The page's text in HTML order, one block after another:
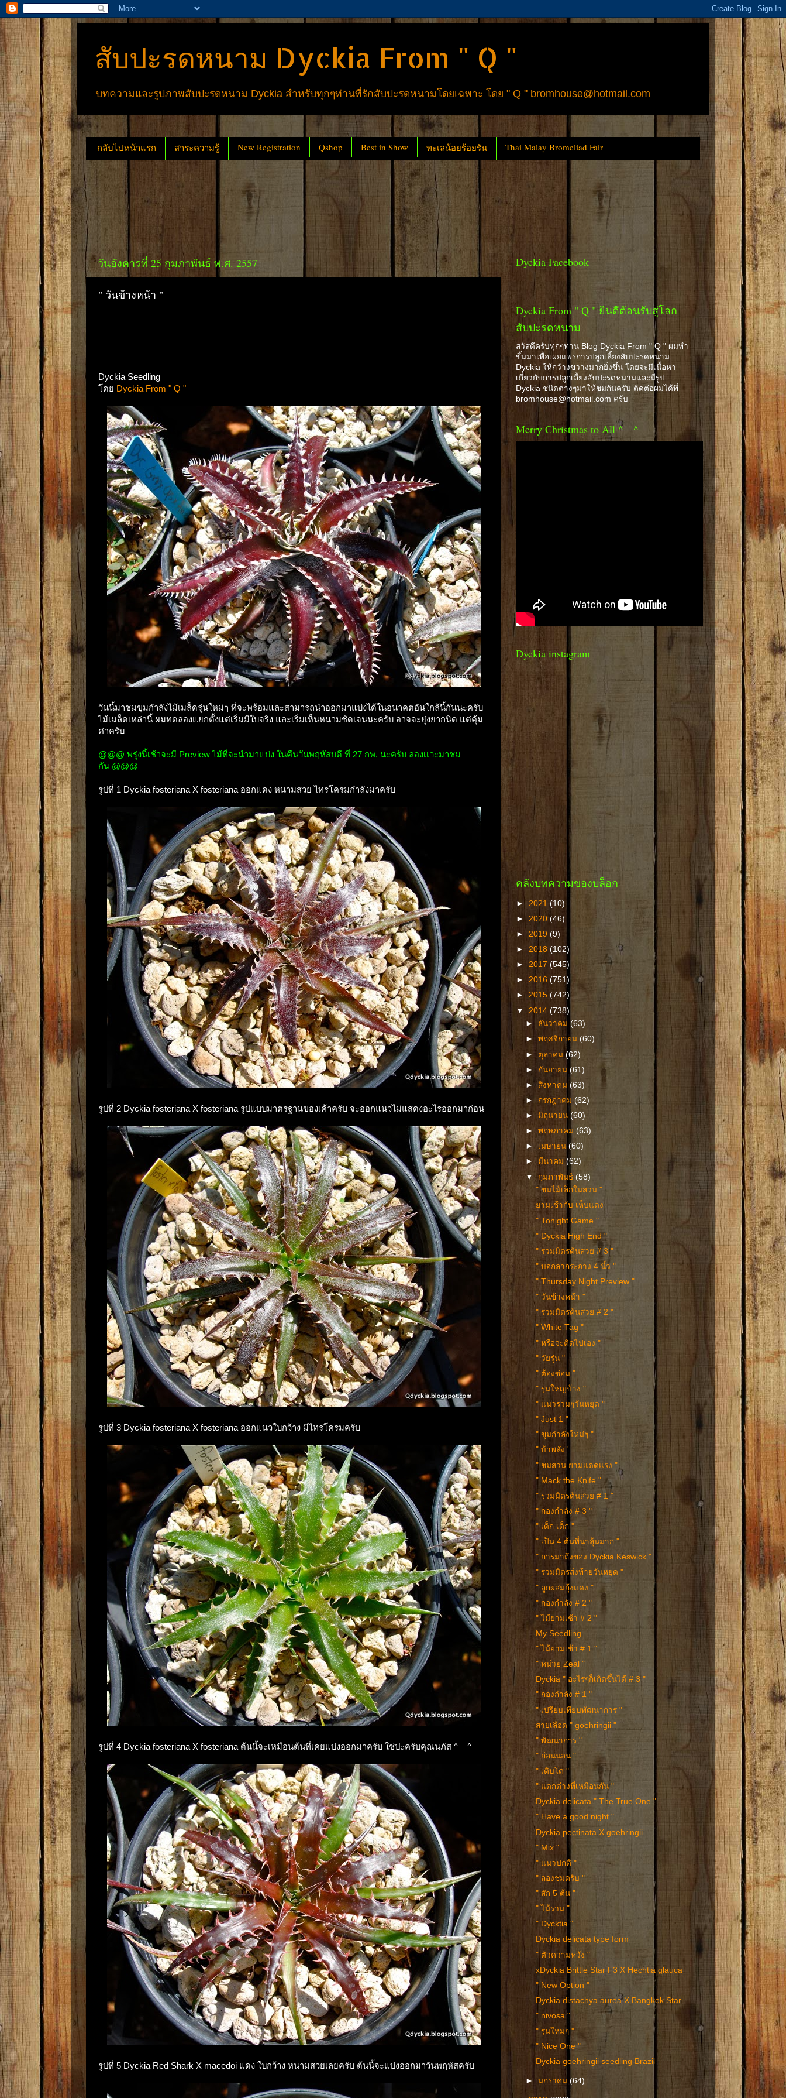
สับปะรดหนาม Dyckia From " Q "
บทความและรูปภาพสับปะรดหนาม Dyckia สำหรับทุกๆท่านที่รักสับปะรดหนามโดยเฉพาะ โดย " Q " bromhouse@hotmail.com
กลับไปหน้าแรก สาระความรู้ New Registration Qshop Best in Show ทะเลน้อยร้อยรัน Thai Malay Bromeliad Fair
วันอังคารที่ 25 กุมภาพันธ์ พ.ศ. 2557
" วันข้างหน้า "
Dyckia Seedling
โดย Dyckia From " Q "
วันนี้มาชมขุมกำลังไม้เมล็ดรุ่นใหม่ๆ ที่จะพร้อมและสามารถนำออกมาแบ่งได้ในอนาคตอันใกล้นี้กันนะครับ
ไม้เมล็ดเหล่านี้ ผมทดลองแยกตั้งแต่เริ่มมีใบจริง และเริ่มเห็นหนามชัดเจนนะครับ อาจจะยุ่งยากนิด แต่คุ้ม
ค่าครับ
@@@ พรุ่งนี้เช้าจะมี Preview ไม้ที่จะนำมาแบ่ง ในคืนวันพฤหัสบดี ที่ 27 กพ. นะครับ ลองเเวะมาชม
กัน @@@
รูปที่ 1 Dyckia fosteriana X fosteriana ออกแดง หนามสวย ไทรโครมกำลังมาครับ
รูปที่ 2 Dyckia fosteriana X fosteriana รูปแบบมาตรฐานของเค้าครับ จะออกแนวไม่แสดงอะไรออกมาก่อน
รูปที่ 3 Dyckia fosteriana X fosteriana ออกแนวใบกว้าง มีไทรโครมครับ
รูปที่ 4 Dyckia fosteriana X fosteriana ต้นนี้จะเหมือนต้นที่เคยแบ่งออกมาครับ ใช่ปะครับคุณนภัส ^__^
รูปที่ 5 Dyckia Red Shark X macedoi แดง ใบกว้าง หนามสวยเลยครับ ต้นนี้จะแบ่งออกมาวันพฤหัสครับ
Dyckia Facebook
Dyckia From " Q " ยินดีต้อนรับสู่โลก
สับปะรดหนาม
สวัสดีครับทุกๆท่าน Blog Dyckia From " Q " ผมทำ
ขึ้นมาเพื่อเผยแพร่การปลูกเลี้ยงสับปะรดหนาม
Dyckia ให้กว้างขวางมากยิ่งขึ้น โดยจะมีเนื้อหา
เกี่ยวกับการปลูกเลี้ยงสับปะรดหนามและมีรูป
Dyckia ชนิดต่างๆมาให้ชมกันครับ ติดต่อผมได้ที่
bromhouse@hotmail.com ครับ
Merry Christmas to All ^__^
Dyckia instagram
คลังบทความของบล็อก
► 2021 (10)
► 2020 (46)
► 2019 (9)
► 2018 (102)
► 2017 (545)
► 2016 (751)
► 2015 (742)
▼ 2014 (738)
► ธันวาคม(63)
►พฤศจิกายน(60)
► ตุลาคม(62)
► กันยายน(61)
►สิงหาคม(63)
► กรกฎาคม(62)
►มิถุนายน(60)
►พฤษภาคม(63)
► เมษายน(60)
►มีนาคม(62)
▼ กุมภาพันธ์(58)
" ชมไม้เล็กในสวน "
ยามเช้ากับ เห็บแดง
" Tonight Game "
" Dyckia High End "
" รวมมิตรต้นสวย # 3 "
" บอกลากระถาง 4 นิ้ว "
" Thursday Night Preview "
" วันข้างหน้า "
" รวมมิตรต้นสวย # 2 "
" White Tag "
" หรือจะคิดไปเอง "
" วัยรุ่น "
" ต้องซ่อม "
" รุ่นใหญ่บ้าง "
" แนวรวมๆวันหยุด "
" Just 1 "
" ขุมกำลังใหม่ๆ "
" บ้าพลัง '
" ชมสวน ยามแดดแรง "
" Mack the Knife "
" รวมมิตรต้นสวย # 1 "
" กองกำลัง # 3 "
" เด็ก เด็ก "
" เป็น 4 ต้นที่น่าลุ้นมาก "
" การมาถึงของ Dyckia Keswick "
" รวมมิตรส่งท้ายวันหยุด "
" ลูกผสมกุ้งแดง "
" กองกำลัง # 2 "
" ไม้ยามเช้า # 2 "
My Seedling
" ไม้ยามเช้า # 1 "
" หน่วย Zeal "
Dyckia " อะไรๆก็เกิดขึ้นได้ # 3 "
" กองกำลัง # 1 "
" เปรียบเทียบพัฒนาการ "
สายเลือด " goehringii "
" พัฒนาการ "
" ก่อนนอน "
" เติบโต "
" แตกต่างที่เหมือนกัน "
Dyckia delicata " The True One "
" Have a good night "
Dyckia pectinata X goehringii
" Mix "
" แนวปกติ "
" ลองชมครับ "
" สัก 5 ต้น "
" ไม้รวม "
" Dycktia "
Dyckia delicata type form
" ตัวความหวัง "
xDyckia Brittle Star F3 X Hechtia glauca
" New Option "
Dyckia distachya aurea X Bangkok Star
" nivosa "
" รุ่นใหม่ๆ "
" Nice One "
Dyckia goehringii seedling Brazil
►มกราคม(64)